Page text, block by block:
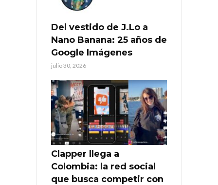
Del vestido de J.Lo a
Nano Banana: 25 años de
Google Imágenes
julio 30, 2026
Clapper llega a
Colombia: la red social
que busca competir con